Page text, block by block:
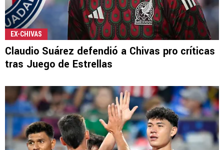
EX-CHIVAS
Claudio Suárez defendió a Chivas pro críticas
tras Juego de Estrellas